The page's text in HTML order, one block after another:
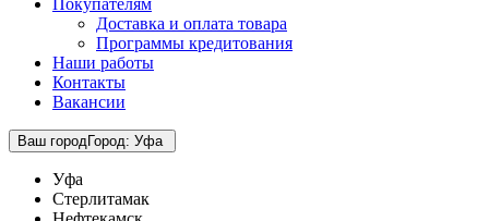
Покупателям
Доставка и оплата товара
Программы кредитования
Наши работы
Контакты
Вакансии
Ваш городГород: Уфа
Уфа
Стерлитамак